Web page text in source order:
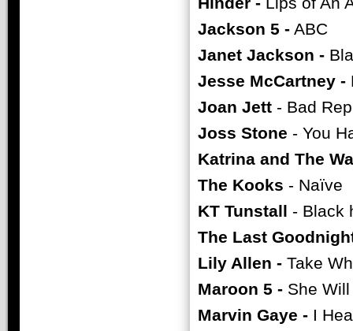
Jackson 5 - ABC
Janet Jackson -
Jesse McCartney -
Joan Jett - Bad
Joss Stone - You
Katrina and The
The Kooks - Naïve
KT Tunstall - Black
The Last
Lily Allen - Take
Maroon 5 - She
Marvin Gaye - I